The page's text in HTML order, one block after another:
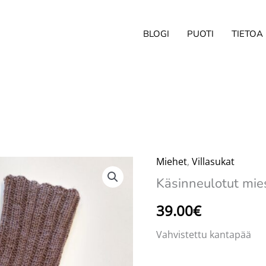
BLOGI PUOTI TIETOA
Miehet,Villasukat
Käsinneulotut
39.00€
Vahvistettu kantapää